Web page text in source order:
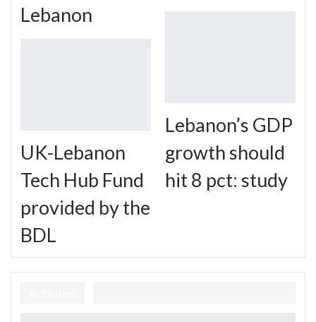
Lebanon
UK-Lebanon
Tech Hub Fund
provided by the
BDL
Lebanon’s GDP
growth should
hit 8 pct: study